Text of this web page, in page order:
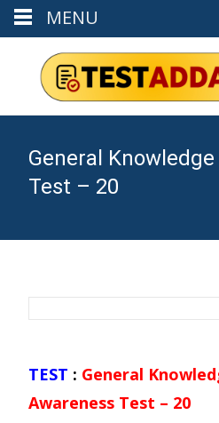
General
Test – 20
TEST : General
Awareness Test – 20
MENU